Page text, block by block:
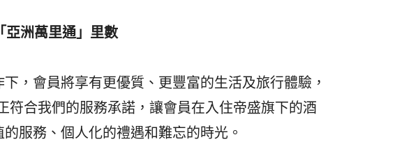
亞洲萬里通」里數
，會員將享有更優質、更豐富的生活及旅行體驗，
符合我們的服務承諾，讓會員在入住帝盛旗下的酒
服務、個人化的禮遇和難忘的時光。